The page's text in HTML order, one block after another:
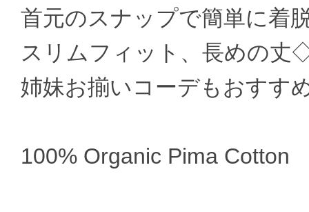
首元のスナップで簡単に着
スリムフィット、長めの丈
姉妹お揃いコーデもおすす
100% Organic Pima Cotton